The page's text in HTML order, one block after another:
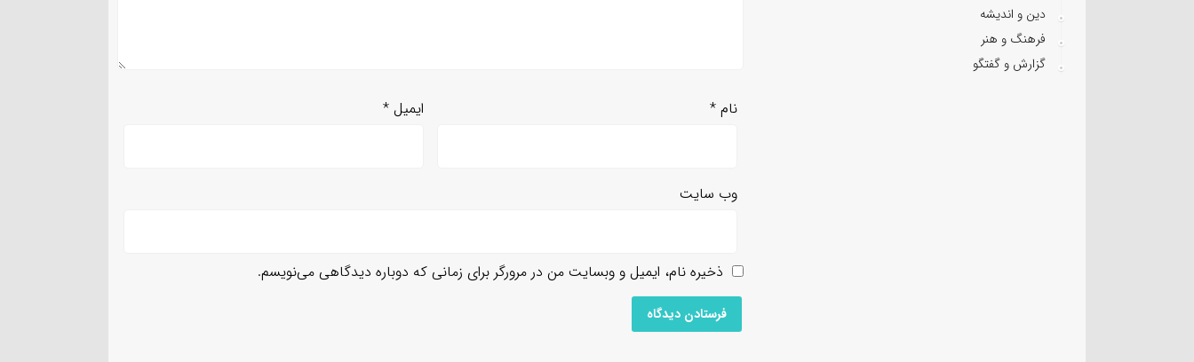
نام* ایمیل *
وب‌ سایت
ذخیره نام، ایمیل و وبسایت من در مرورگر برای زمانی که دوباره دیدگاهی می‌نویسم.
دین و اندیشه
فرهنگ و هنر
گزارش و گفتگو